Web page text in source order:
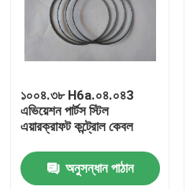
বাড়ি
১০০৪.৩৮ H6a.০৪.০৪3
এভিয়েশন পার্টস স্টিল
এয়ারক্রাফট কন্ট্রোল কেবল
অনুসন্ধান পাঠান